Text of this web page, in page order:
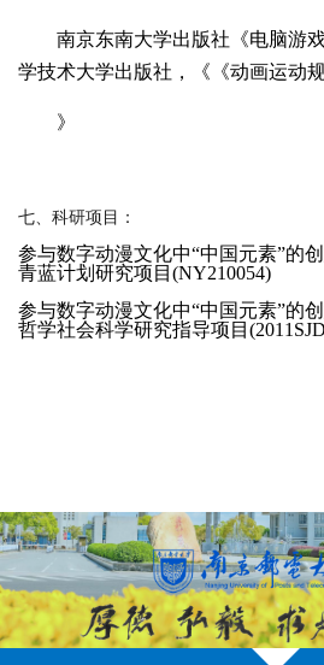
南京东南大学出版社《电脑游
学技术大学出版社，《 《动画运动
》
七、科研项目：
参与数字动漫文化中“中国元素”的
青蓝计划研究项目 (NY210054)
参与数字动漫文化中“中国元素”的
哲学社会科学研究指导项目